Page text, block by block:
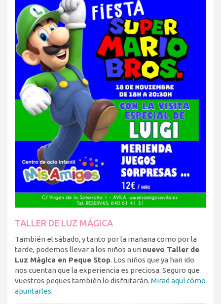
TALLER DE LUZ MÁGICA
También el sábado, y tanto por la mañana como por la
tarde, podemos llevar a los niños a un nuevo Taller de
Luz Mágica en Peque Stop. Los niños que ya han ido
nos cuentan que la experiencia es preciosa. Seguro que
vuestros peques también lo disfrutarán. Mirad aquí cómo
apuntarles.